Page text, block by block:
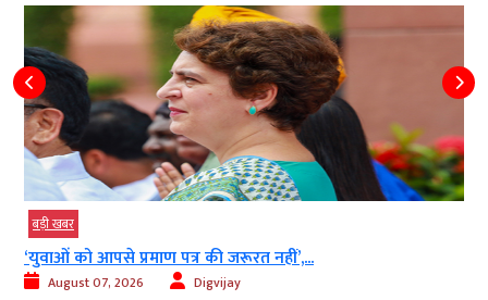
बड़ी खबर
‘युवाओं को आपसे प्रमाण पत्र की जरूरत नहीं’,...
August 07, 2026 Digvijay